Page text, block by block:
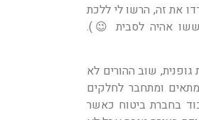
את זה, הרשו לי ללכת
אהיה לסבית 😉).
גופנית, שוב ההורים לא
מתאים ומתחבר לחלקים
בחברת ביטוח כאשר